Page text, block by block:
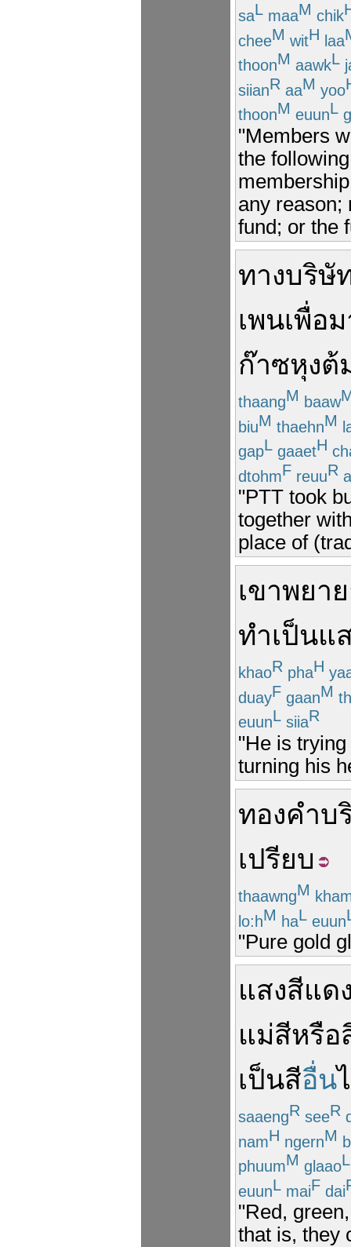
saL maaM chik
cheeM witH laa
thoonM aawkL
siianR aaM yoo
thoonM euunL
"Members
the
any reason;
fund; or the
ทางบริษั
เพนเพื่อ
ก๊าซหุงต้
thaangM baaw
biuM thaehnM
gapL gaaetH
dtohmF reuuR
"PTT took
together
place of
เขาพยา
ทำเป็นแ
khaoR phaH
duayF gaanM
euunL siiaR
"He is
turning his
ทองคำบ
เปรียบ
thaawngM
lo:hM haL euun
"Pure gold
แสงสีแด
แม่สีหรือ
เป็นสีอื่น
saaengR seeR
namH ngernM
phuumM glaaoL
euunL maiF dai
"Red,
that is, they